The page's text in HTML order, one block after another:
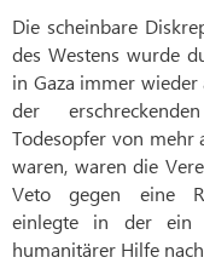
Die scheinbare
des Westens wurde
in Gaza immer
der
Todesopfer von mehr
waren, waren die
Veto gegen eine
einlegte in der ein
humanitärer Hilfe